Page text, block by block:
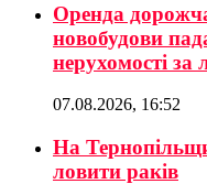
Оренда
новобудови
нерухомості за
07.08.2026, 16:52
На
ловити раків